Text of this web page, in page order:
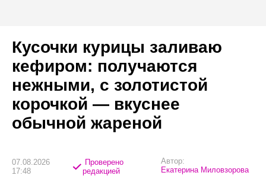
Кусочки курицы заливаю
кефиром: получаются
нежными, с золотистой
корочкой — вкуснее
обычной жареной
07.08.2026
17:48
Проверено
редакцией
Автор:
Екатерина Миловзорова